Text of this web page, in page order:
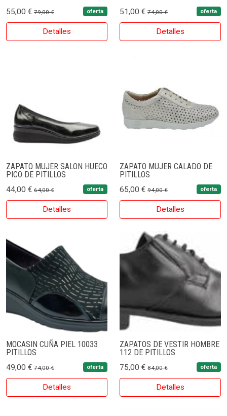
55,00 € 79,00 € oferta
Detalles
51,00 € 74,00 € oferta
Detalles
ZAPATO MUJER SALON HUECO
PICO DE PITILLOS
44,00 € 64,00 € oferta
Detalles
ZAPATO MUJER CALADO DE
PITILLOS
65,00 € 94,00 € oferta
Detalles
MOCASIN CUÑA PIEL 10033
PITILLOS
49,00 € 74,00 € oferta
Detalles
ZAPATOS DE VESTIR HOMBRE
112 DE PITILLOS
75,00 € 84,00 € oferta
Detalles